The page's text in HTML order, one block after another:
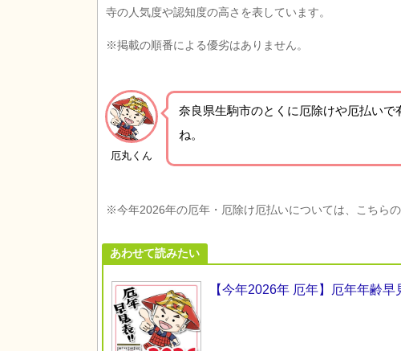
寺の人気度や認知度の高さを表しています。
※掲載の順番による優劣はありません。
厄丸くん
奈良県生駒市のとくに厄除けや厄払いで
ね。
※今年2026年の厄年・厄除け厄払いについては、こちら
あわせて読みたい
【今年2026年 厄年】厄年年齢